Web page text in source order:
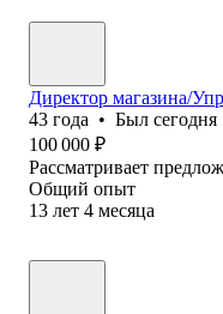
Директор магазина/
43 года • Был сегодня
100 000 ₽
Рассматривает
Общий опыт
13 лет 4 месяца